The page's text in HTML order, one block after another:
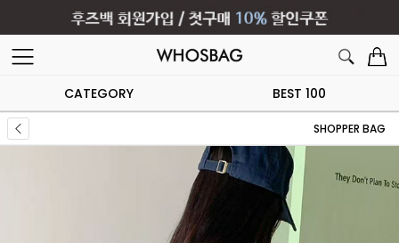
CATEGORY BEST 100
SHOPPER BAG